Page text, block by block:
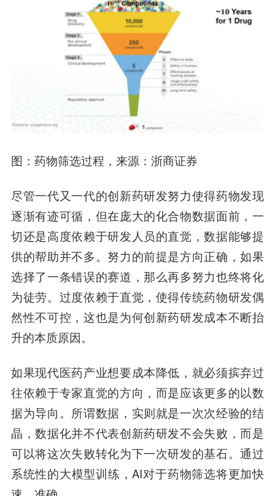
图：药物筛选过程，来源：浙商证券
尽管一代又一代的创新药研发努力使得药物发现
逐渐有迹可循，但在庞大的化合物数据面前，一
切还是高度依赖于研发人员的直觉，数据能够提
供的帮助并不多。努力的前提是方向正确，如果
选择了一条错误的赛道，那么再多努力也终将化
为徒劳。过度依赖于直觉，使得传统药物研发偶
然性不可控，这也是为何创新药研发成本不断抬
升的本质原因。
如果现代医药产业想要成本降低，就必须摈弃过
往依赖于专家直觉的方向，而是应该更多的以数
据为导向。所谓数据，实则就是一次次经验的结
晶，数据化并不代表创新药研发不会失败，而是
可以将这次失败转化为下一次研发的基石。通过
系统性的大模型训练，AI对于药物筛选将更加快